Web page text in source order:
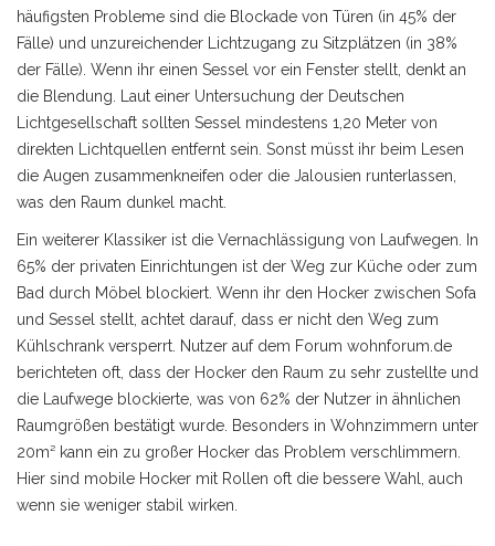
häufigsten Probleme sind die Blockade von Türen (in 45% der
Fälle) und unzureichender Lichtzugang zu Sitzplätzen (in 38%
der Fälle). Wenn ihr einen Sessel vor ein Fenster stellt, denkt an
die Blendung. Laut einer Untersuchung der Deutschen
Lichtgesellschaft sollten Sessel mindestens 1,20 Meter von
direkten Lichtquellen entfernt sein. Sonst müsst ihr beim Lesen
die Augen zusammenkneifen oder die Jalousien runterlassen,
was den Raum dunkel macht.
Ein weiterer Klassiker ist die Vernachlässigung von Laufwegen. In
65% der privaten Einrichtungen ist der Weg zur Küche oder zum
Bad durch Möbel blockiert. Wenn ihr den Hocker zwischen Sofa
und Sessel stellt, achtet darauf, dass er nicht den Weg zum
Kühlschrank versperrt. Nutzer auf dem Forum wohnforum.de
berichteten oft, dass der Hocker den Raum zu sehr zustellte und
die Laufwege blockierte, was von 62% der Nutzer in ähnlichen
Raumgrößen bestätigt wurde. Besonders in Wohnzimmern unter
20m² kann ein zu großer Hocker das Problem verschlimmern.
Hier sind mobile Hocker mit Rollen oft die bessere Wahl, auch
wenn sie weniger stabil wirken.